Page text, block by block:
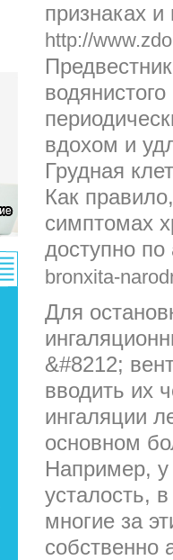
признаках
http://
вдохом и
Грудная
Как
симптомах
доступно
bronxita-
Для
&#8212;
вводить их
ингаляции
основном
Например, у
усталость,
многие за
собственно